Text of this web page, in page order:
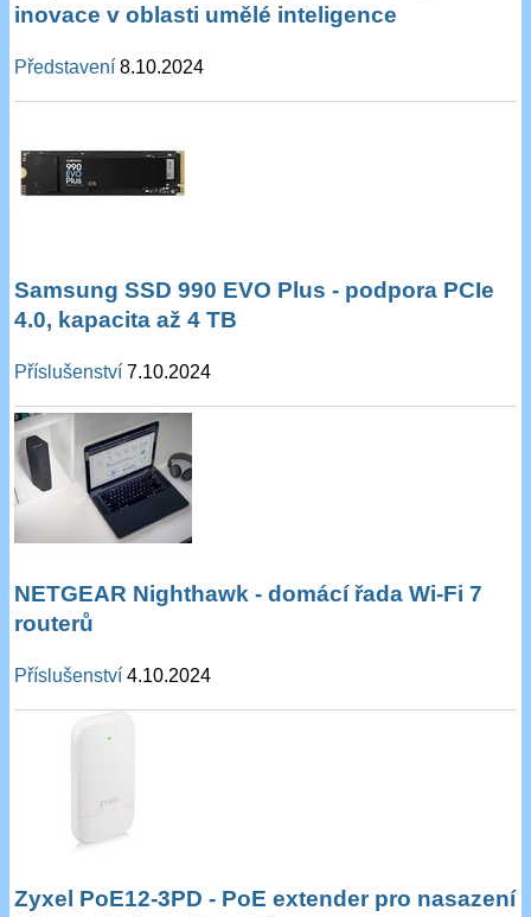
inovace v oblasti umělé inteligence
Představení 8.10.2024
Samsung SSD 990 EVO Plus - podpora PCIe
4.0, kapacita až 4 TB
Příslušenství 7.10.2024
NETGEAR Nighthawk - domácí řada Wi-Fi 7
routerů
Příslušenství 4.10.2024
Zyxel PoE12-3PD - PoE extender pro nasazení